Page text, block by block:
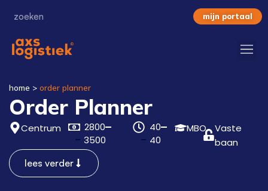
mijn portaal
home > order planner
Order Planner
Centrum
2800
3500
40
40
MBO
Vaste
baan
lees verder